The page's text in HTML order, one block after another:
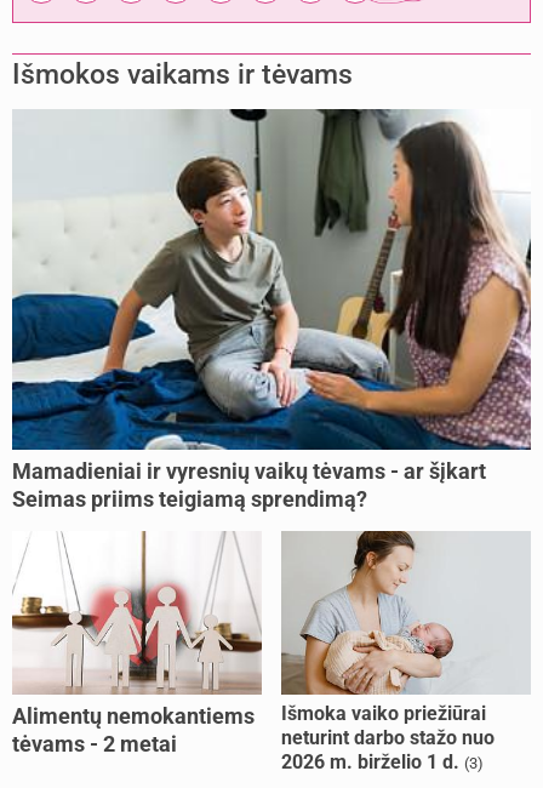
Išmokos vaikams ir tėvams
Mamadieniai ir vyresnių vaikų tėvams - ar šįkart
Seimas priims teigiamą sprendimą?
Alimentų nemokantiems
tėvams - 2 metai
Išmoka vaiko priežiūrai
neturint darbo stažo nuo
2026 m. birželio 1 d. (3)